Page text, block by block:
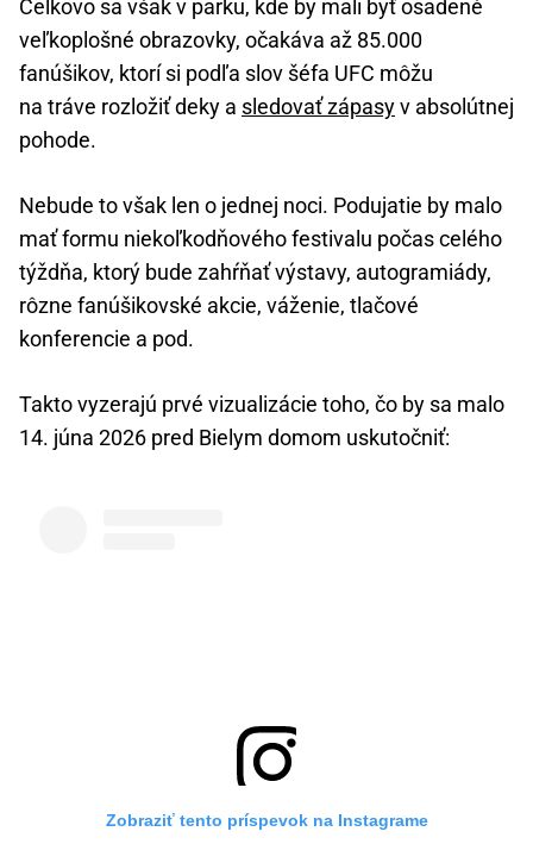
Celkovo sa však v parku, kde by mali byť osadené
veľkoplošné obrazovky, očakáva až 85.000
fanúšikov, ktorí si podľa slov šéfa UFC môžu
na tráve rozložiť deky a sledovať zápasyv absolútnej
pohode.
Nebude to však len o jednej noci. Podujatie by malo
mať formu niekoľkodňového festivalu počas celého
týždňa, ktorý bude zahŕňať výstavy, autogramiády,
rôzne fanúšikovské akcie, váženie, tlačové
konferencie a pod.
Takto vyzerajú prvé vizualizácie toho, čo by sa malo
14. júna 2026 pred Bielym domom uskutočniť:
Zobraziť tento príspevok na Instagrame